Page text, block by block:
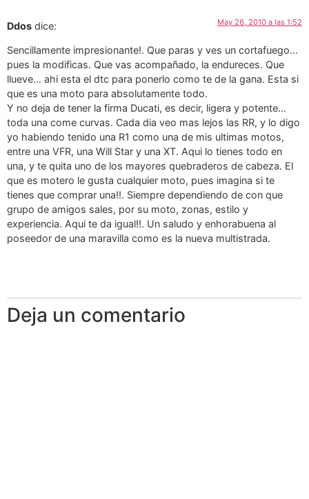
Ddos dice: May 26, 2010 a las 1:52
Sencillamente impresionante!. Que paras y ves un cortafuego…
pues la modificas. Que vas acompañado, la endureces. Que
llueve… ahi esta el dtc para ponerlo como te de la gana. Esta si
que es una moto para absolutamente todo.
Y no deja de tener la firma Ducati, es decir, ligera y potente…
toda una come curvas. Cada dia veo mas lejos las RR, y lo digo
yo habiendo tenido una R1 como una de mis ultimas motos,
entre una VFR, una Will Star y una XT. Aqui lo tienes todo en
una, y te quita uno de los mayores quebraderos de cabeza. El
que es motero le gusta cualquier moto, pues imagina si te
tienes que comprar una!!. Siempre dependiendo de con que
grupo de amigos sales, por su moto, zonas, estilo y
experiencia. Aqui te da igual!!. Un saludo y enhorabuena al
poseedor de una maravilla como es la nueva multistrada.
Deja un comentario